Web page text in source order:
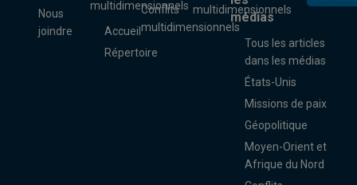
Nous
joindre
multidimensionnels
Accueil
Répertoire
Conflits
multidimensionnels
multidimensionnels
médias
Tous les articles
dans les médias
États-Unis
Missions de paix
Géopolitique
Moyen-Orient et
Afrique du Nord